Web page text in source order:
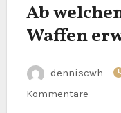
Ab
Waffen
denniscwh
Kommentare